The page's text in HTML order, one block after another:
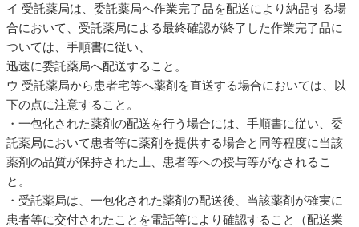
イ 受託薬局は、委託薬局へ作業完了品を配送により納品する場
合において、受託薬局による最終確認が終了した作業完了品に
ついては、手順書に従い、
迅速に委託薬局へ配送すること。
ウ 受託薬局から患者宅等へ薬剤を直送する場合においては、以
下の点に注意すること。
・一包化された薬剤の配送を行う場合には、手順書に従い、委
託薬局において患者等に薬剤を提供する場合と同等程度に当該
薬剤の品質が保持された上、患者等への授与等がなされるこ
と。
・受託薬局は、一包化された薬剤の配送後、当該薬剤が確実に
患者等に交付されたことを電話等により確認すること（配送業